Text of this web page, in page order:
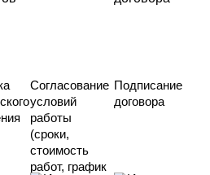
Согласование
условий
работы
(сроки,
стоимость
работ, график
Подписание
договора